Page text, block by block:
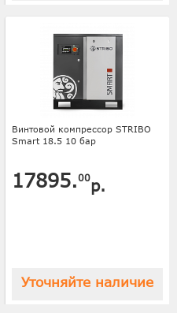
Винтовой компрессор STRIBO
Smart 18.5 10 бар
17895.00р.
Уточняйте наличие